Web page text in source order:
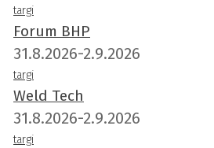
targi
Forum BHP
31.8.2026-2.9.2026
targi
Weld Tech
31.8.2026-2.9.2026
targi